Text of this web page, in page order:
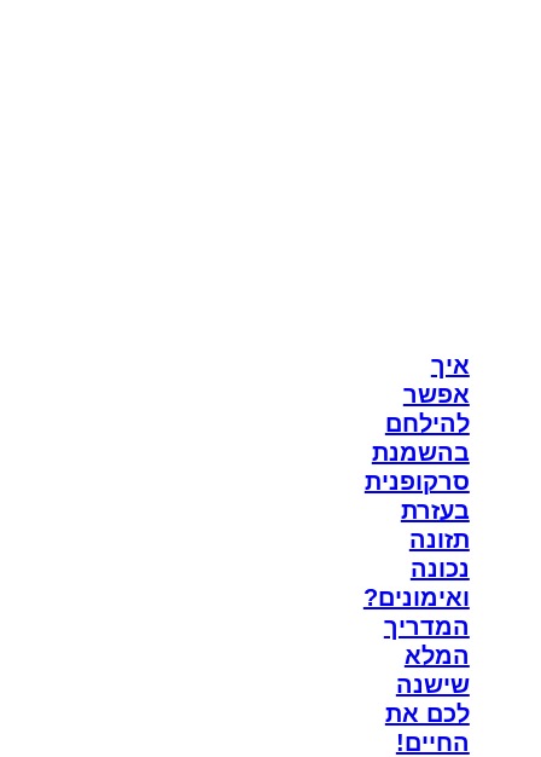
איך
אפשר
להילחם
בהשמנת
סרקופנית
בעזרת
תזונה
נכונה
ואימונים?
המדריך
המלא
שישנה
לכם את
החיים!